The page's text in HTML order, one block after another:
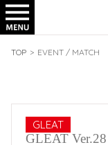
TOP > EVENT / MATCH
GLEAT
GLEAT Ver.28